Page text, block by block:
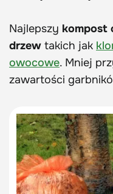
Najlepszy kompost
drzew takich jak
owocowe. Mniej
zawartości